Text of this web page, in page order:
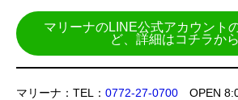
マリーナのLINE公式アカウント
ど、詳細はコチラから
マリーナ：TEL： 0772-27-0700 OPEN